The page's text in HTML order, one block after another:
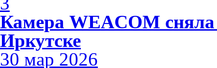
Камера WEACOM
Иркутске
30 мар 2026